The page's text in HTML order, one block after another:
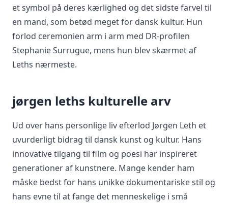
et symbol på deres kærlighed og det sidste farvel til
en mand, som betød meget for dansk kultur. Hun
forlod ceremonien arm i arm med DR-profilen
Stephanie Surrugue, mens hun blev skærmet af
Leths nærmeste.
jørgen leths kulturelle arv
Ud over hans personlige liv efterlod Jørgen Leth et
uvurderligt bidrag til dansk kunst og kultur. Hans
innovative tilgang til film og poesi har inspireret
generationer af kunstnere. Mange kender ham
måske bedst for hans unikke dokumentariske stil og
hans evne til at fange det menneskelige i små